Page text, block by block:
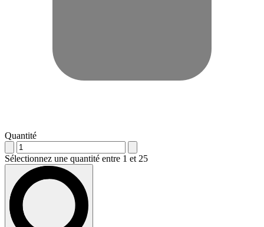
Quantité
Sélectionnez une quantité entre 1 et 25